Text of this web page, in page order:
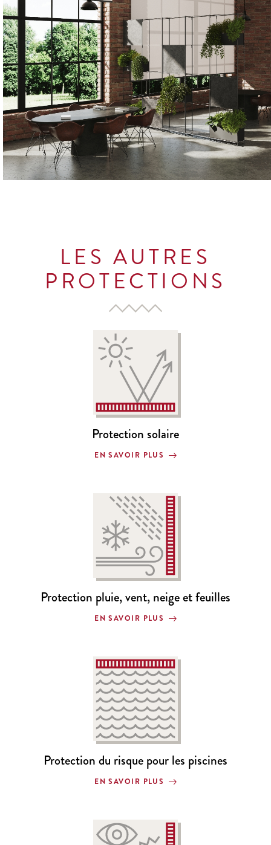
LES AUTRES
PROTECTIONS
Protection solaire
EN SAVOIR PLUS
Protection pluie, vent, neige et feuilles
EN SAVOIR PLUS
Protection du risque pour les piscines
EN SAVOIR PLUS